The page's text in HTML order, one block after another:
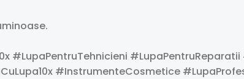
#LupaPentruTehnicieni
#InstrumenteCosmetice